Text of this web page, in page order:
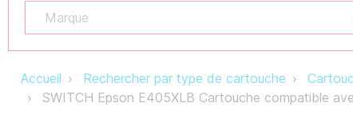
Marque
Accueil Rechercher par type de cartouche
SWITCH Epson E405XLB Cartouche compatible